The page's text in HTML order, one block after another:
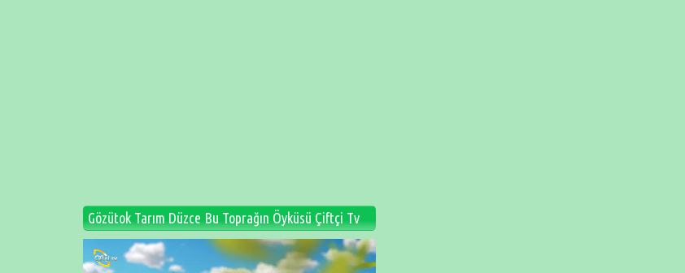
Gözütok Tarım Düzce Bu Toprağın Öyküsü Çiftçi Tv
Video
oynatıcı